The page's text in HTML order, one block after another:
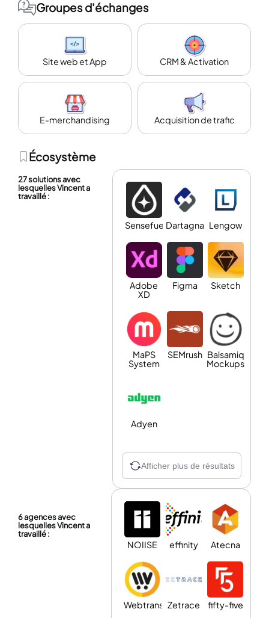
Groupes d'échanges
Site web et App CRM & Activation
E-merchandising Acquisition de trafic
Écosystème
27 solutions avec
lesquelles Vincent a
travaillé :
Sensefuel Dartagnan Lengow
Adobe
XD
Figma Sketch
MaPS
System
SEMrush Balsamiq
Mockups
Adyen
Afficher plus de résultats
6 agences avec
lesquelles Vincent a
travaillé :
NOIISE effinity Atecna
WebtransitionZetrace fifty-five